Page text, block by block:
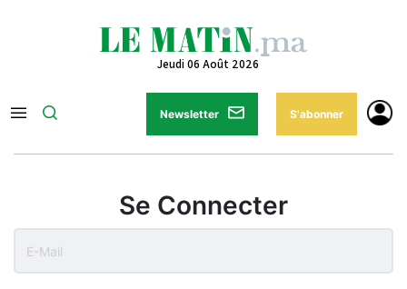
Jeudi 06 Août 2026
Newsletter S'abonner
Se Connecter